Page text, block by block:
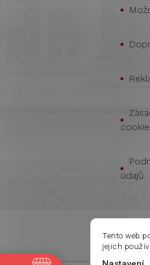
Tento web
jejich
údajů